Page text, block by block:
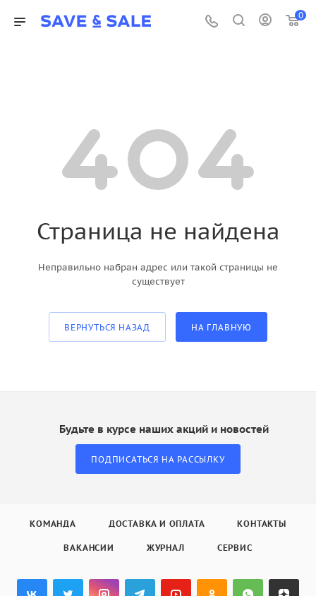
0
Страница не найдена
Неправильно набран адрес или такой страницы не
существует
ВЕРНУТЬСЯ НАЗАД НА ГЛАВНУЮ
Будьте в курсе наших акций и новостей
ПОДПИСАТЬСЯ НА РАССЫЛКУ
КОМАНДА ДОСТАВКА И ОПЛАТА КОНТАКТЫ
ВАКАНСИИ ЖУРНАЛ СЕРВИС